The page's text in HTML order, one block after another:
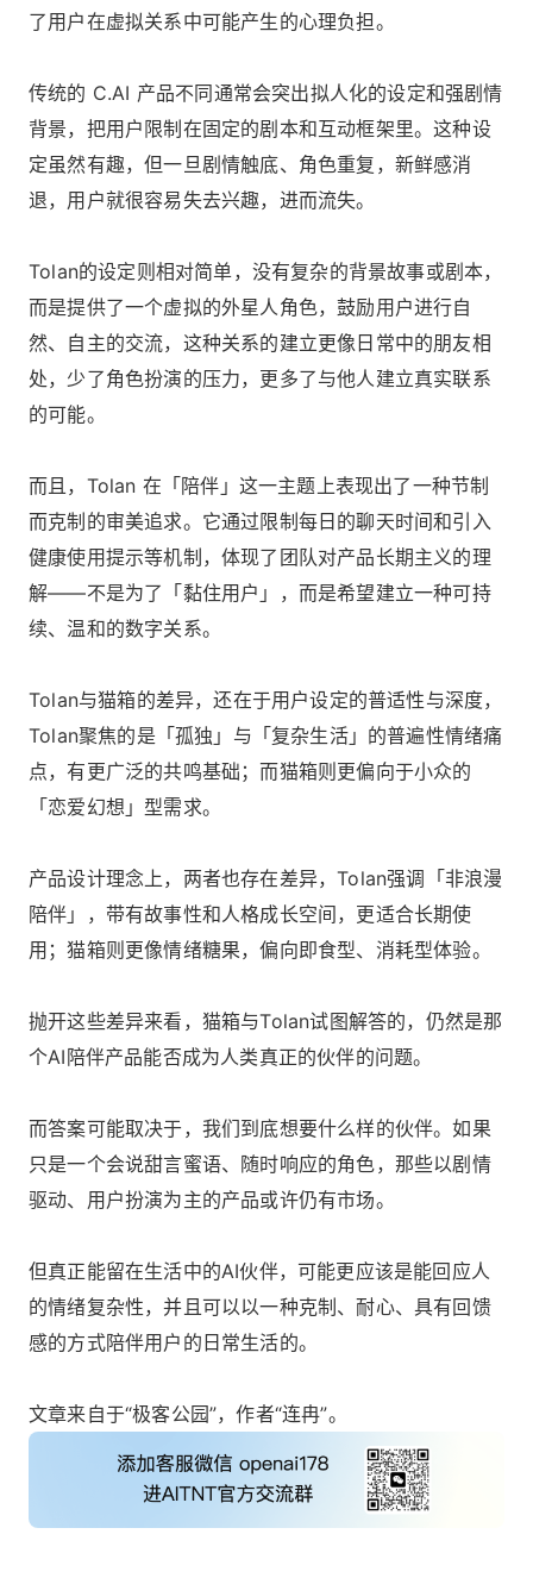
了用户在虚拟关系中可能产生的心理负担。
传统的 C.AI 产品不同通常会突出拟人化的设定和强剧情
背景，把用户限制在固定的剧本和互动框架里。这种设
定虽然有趣，但一旦剧情触底、角色重复，新鲜感消
退，用户就很容易失去兴趣，进而流失。
Tolan的设定则相对简单，没有复杂的背景故事或剧本，
而是提供了一个虚拟的外星人角色，鼓励用户进行自
然、自主的交流，这种关系的建立更像日常中的朋友相
处，少了角色扮演的压力，更多了与他人建立真实联系
的可能。
而且，Tolan 在「陪伴」这一主题上表现出了一种节制
而克制的审美追求。它通过限制每日的聊天时间和引入
健康使用提示等机制，体现了团队对产品长期主义的理
解——不是为了「黏住用户」，而是希望建立一种可持
续、温和的数字关系。
Tolan与猫箱的差异，还在于用户设定的普适性与深度，
Tolan聚焦的是「孤独」与「复杂生活」的普遍性情绪痛
点，有更广泛的共鸣基础；而猫箱则更偏向于小众的
「恋爱幻想」型需求。
产品设计理念上，两者也存在差异，Tolan强调「非浪漫
陪伴」，带有故事性和人格成长空间，更适合长期使
用；猫箱则更像情绪糖果，偏向即食型、消耗型体验。
抛开这些差异来看，猫箱与Tolan试图解答的，仍然是那
个AI陪伴产品能否成为人类真正的伙伴的问题。
而答案可能取决于，我们到底想要什么样的伙伴。如果
只是一个会说甜言蜜语、随时响应的角色，那些以剧情
驱动、用户扮演为主的产品或许仍有市场。
但真正能留在生活中的AI伙伴，可能更应该是能回应人
的情绪复杂性，并且可以以一种克制、耐心、具有回馈
感的方式陪伴用户的日常生活的。
文章来自于“极客公园”，作者“连冉”。